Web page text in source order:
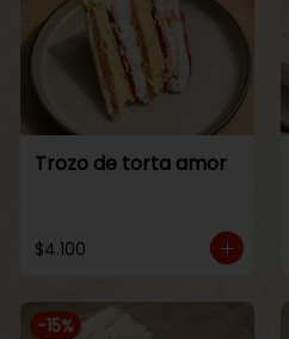
Trozo de torta amor
$4.100
-15%